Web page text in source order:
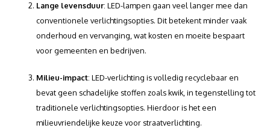
Lange levensduur: LED-lampen gaan veel langer mee dan
conventionele verlichtingsopties. Dit betekent minder vaak
onderhoud en vervanging, wat kosten en moeite bespaart
voor gemeenten en bedrijven.
Milieu-impact: LED-verlichting is volledig recyclebaar en
bevat geen schadelijke stoffen zoals kwik, in tegenstelling tot
traditionele verlichtingsopties. Hierdoor is het een
milieuvriendelijke keuze voor straatverlichting.